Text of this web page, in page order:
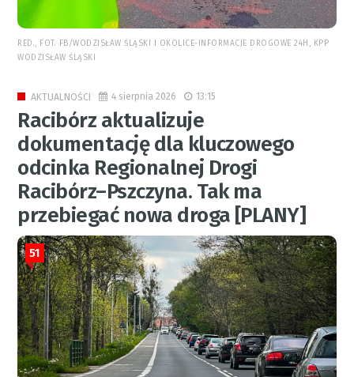
RED., FOT. FB/WODZISŁAW ŚLĄSKI I OKOLICE-INFORMACJE DROGOWE 24H, KPP
WODZISŁAW ŚLĄSKI
AKTUALNOŚCI 4 sierpnia 2026 13:15
Racibórz aktualizuje
dokumentację dla kluczowego
odcinka Regionalnej Drogi
Racibórz–Pszczyna. Tak ma
przebiegać nowa droga [PLANY]
51